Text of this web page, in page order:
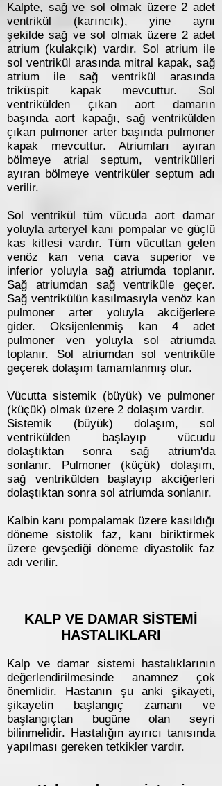
Kalpte, sağ ve sol olmak üzere 2 adet
ventrikül (karıncık), yine aynı
şekilde sağ ve sol olmak üzere 2 adet
atrium (kulakçık) vardır. Sol atrium ile
sol ventrikül arasında mitral kapak, sağ
atrium ile sağ ventrikül arasında
triküspit kapak mevcuttur. Sol
ventrikülden çıkan aort damarın
başında aort kapağı, sağ ventrikülden
çıkan pulmoner arter başında pulmoner
kapak mevcuttur. Atriumları ayıran
bölmeye atrial septum, ventrikülleri
ayıran bölmeye ventriküler septum adı
verilir.
Sol ventrikül tüm vücuda aort damar
yoluyla arteryel kanı pompalar ve güçlü
kas kitlesi vardır. Tüm vücuttan gelen
venöz kan vena cava superior ve
inferior yoluyla sağ atriumda toplanır.
Sağ atriumdan sağ ventriküle geçer.
Sağ ventrikülün kasılmasıyla venöz kan
pulmoner arter yoluyla akciğerlere
gider. Oksijenlenmiş kan 4 adet
pulmoner ven yoluyla sol atriumda
toplanır. Sol atriumdan sol ventriküle
geçerek dolaşım tamamlanmış olur.
Vücutta sistemik (büyük) ve pulmoner
(küçük) olmak üzere 2 dolaşım vardır.
Sistemik (büyük) dolaşım, sol
ventrikülden başlayıp vücudu
dolaştıktan sonra sağ atrium'da
sonlanır. Pulmoner (küçük) dolaşım,
sağ ventrikülden başlayıp akciğerleri
dolaştıktan sonra sol atriumda sonlanır.
Kalbin kanı pompalamak üzere kasıldığı
döneme sistolik faz, kanı biriktirmek
üzere gevşediği döneme diyastolik faz
adı verilir.
KALP VE DAMAR SİSTEMİ
HASTALIKLARI
Kalp ve damar sistemi hastalıklarının
değerlendirilmesinde anamnez çok
önemlidir. Hastanın şu anki şikayeti,
şikayetin başlangıç zamanı ve
başlangıçtan bugüne olan seyri
bilinmelidir. Hastalığın ayırıcı tanısında
yapılması gereken tetkikler vardır.